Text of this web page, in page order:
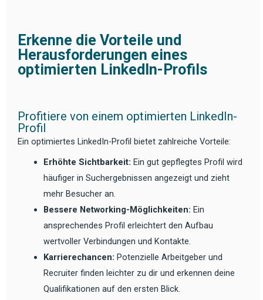
Erkenne die Vorteile und
Herausforderungen eines
optimierten LinkedIn-Profils
Profitiere von einem optimierten LinkedIn-
Profil
Ein optimiertes LinkedIn-Profil bietet zahlreiche Vorteile:
Erhöhte Sichtbarkeit: Ein gut gepflegtes Profil wird
häufiger in Suchergebnissen angezeigt und zieht
mehr Besucher an.
Bessere Networking-Möglichkeiten: Ein
ansprechendes Profil erleichtert den Aufbau
wertvoller Verbindungen und Kontakte.
Karrierechancen: Potenzielle Arbeitgeber und
Recruiter finden leichter zu dir und erkennen deine
Qualifikationen auf den ersten Blick.